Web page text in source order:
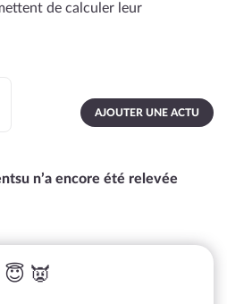
de calculer leur
AJOUTER UNE ACTU
n’a encore été relevée
😇 👿